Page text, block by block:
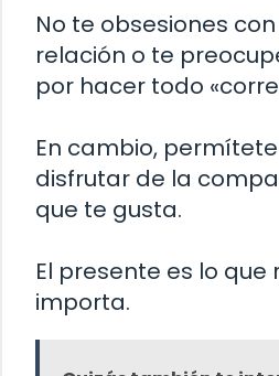
No te obsesiones
relación o te
por hacer todo
En cambio,
disfrutar de la
que te gusta.
El presente es lo
importa.